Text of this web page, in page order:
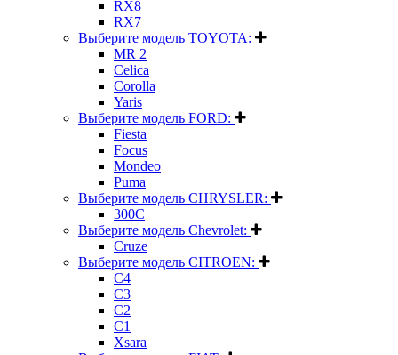
RX8
RX7
Выберите модель TOYOTA:
MR 2
Celica
Corolla
Yaris
Выберите модель FORD:
Fiesta
Focus
Mondeo
Puma
Выберите модель CHRYSLER:
300C
Выберите модель Chevrolet:
Cruze
Выберите модель CITROEN:
C4
C3
C2
C1
Xsara